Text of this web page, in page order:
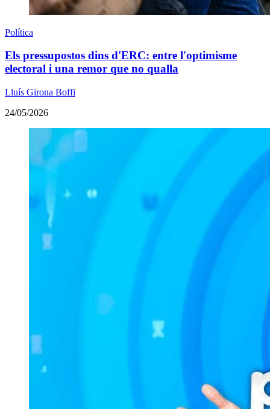
Política
Els pressupostos dins d'ERC: entre l'optimisme
electoral i una remor que no qualla
Lluís Girona Boffi
24/05/2026